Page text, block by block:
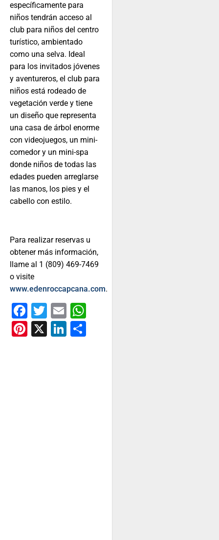
específicamente para
niños tendrán acceso al
club para niños del centro
turístico, ambientado
como una selva. Ideal
para los invitados jóvenes
y aventureros, el club para
niños está rodeado de
vegetación verde y tiene
un diseño que representa
una casa de árbol enorme
con videojuegos, un mini-
comedor y un mini-spa
donde niños de todas las
edades pueden arreglarse
las manos, los pies y el
cabello con estilo.
Para realizar reservas u
obtener más información,
llame al 1 (809) 469-7469
o visite
www.edenroccapcana.com.
Facebook
Twitter
Email
Pinterest
X LinkedIn